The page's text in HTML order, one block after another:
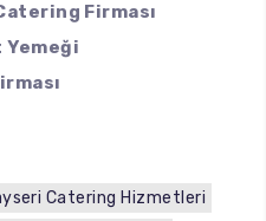
Firması
Yemeği
Catering Hizmetleri